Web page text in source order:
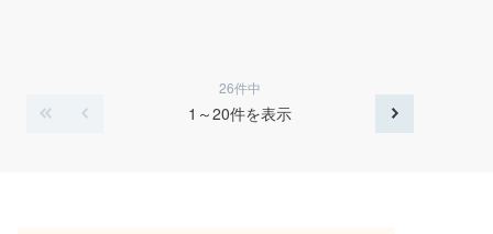
26件中
1～20件を表示